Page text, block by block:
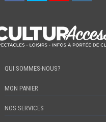
QUI SOMMES-NOUS?
MON PANIER
NOS SERVICES